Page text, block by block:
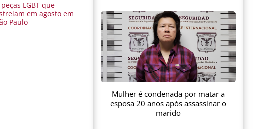
LGBT que
em agosto em
Paulo
Mulher é condenada por matar a
esposa 20 anos após assassinar o
marido